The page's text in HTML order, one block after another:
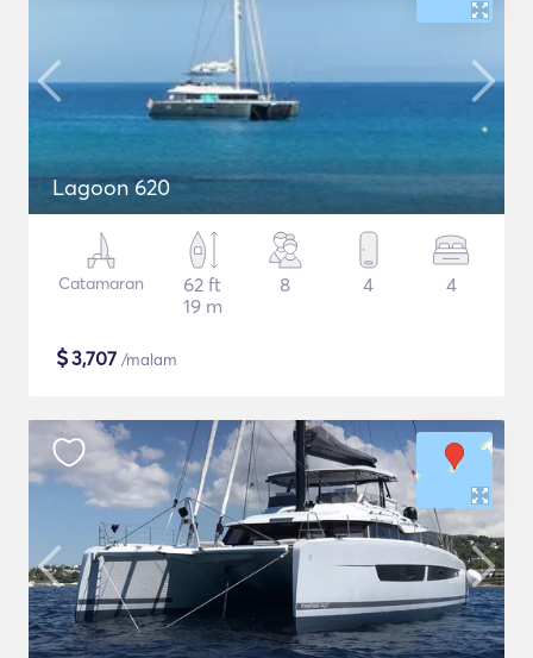
Lagoon 620
Catamaran
62 ft
19 m
8 4 4
$3,707 /malam